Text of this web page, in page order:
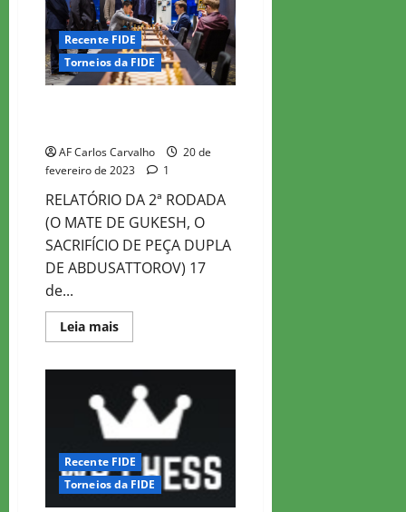
ROD
3
Recente FIDE
Torneios da FIDE
AF Carlos Carvalho
20 de
fevereiro de 2023
1
RELATÓRIO DA 2ª RODADA
(O MATE DE GUKESH, O
SACRIFÍCIO DE PEÇA DUPLA
DE ABDUSATTOROV) 17
de...
Leia maisRead
more
MASTER
2023
–
ROD
2
Recente FIDE
Torneios da FIDE